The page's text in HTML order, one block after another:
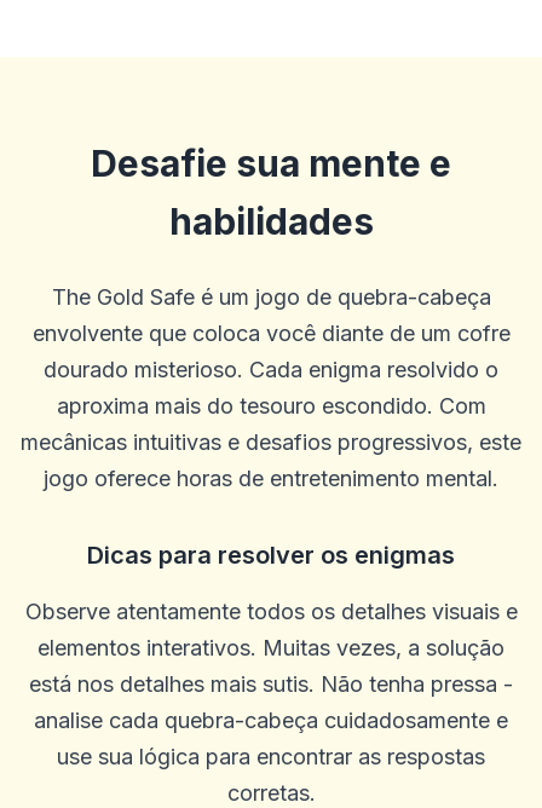
Desafie sua mente e
habilidades
The Gold Safe é um jogo de quebra-cabeça
envolvente que coloca você diante de um cofre
dourado misterioso. Cada enigma resolvido o
aproxima mais do tesouro escondido. Com
mecânicas intuitivas e desafios progressivos, este
jogo oferece horas de entretenimento mental.
Dicas para resolver os enigmas
Observe atentamente todos os detalhes visuais e
elementos interativos. Muitas vezes, a solução
está nos detalhes mais sutis. Não tenha pressa -
analise cada quebra-cabeça cuidadosamente e
use sua lógica para encontrar as respostas
corretas.
r
ron stuhr
2025-10-22 03:17:18
Me dê meu dinheiro
0 0
Will
Ótimo atendimento ao cliente